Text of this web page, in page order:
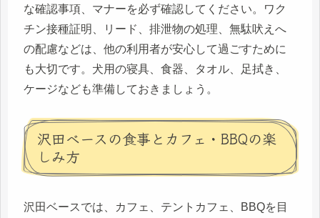
な確認事項、マナーを必ず確認してください。ワク
チン接種証明、リード、排泄物の処理、無駄吠えへ
の配慮などは、他の利用者が安心して過ごすために
も大切です。犬用の寝具、食器、タオル、足拭き、
ケージなども準備しておきましょう。
沢田ベースの食事とカフェ・BBQの楽
しみ方
沢田ベースでは、カフェ、テントカフェ、BBQを目